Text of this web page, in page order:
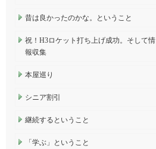
昔は良かったのかな。ということ
祝！H3ロケット打ち上げ成功。そして情
報収集
本屋巡り
シニア割引
継続するということ
「学ぶ」ということ